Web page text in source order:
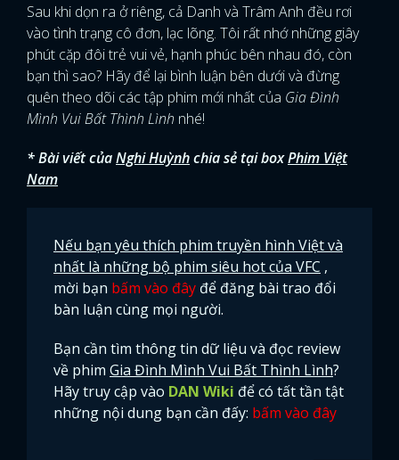
Sau khi dọn ra ở riêng, cả Danh và Trâm Anh đều rơi
vào tình trạng cô đơn, lạc lõng. Tôi rất nhớ những giây
phút cặp đôi trẻ vui vẻ, hạnh phúc bên nhau đó, còn
bạn thì sao? Hãy để lại bình luận bên dưới và đừng
quên theo dõi các tập phim mới nhất của Gia Đình
Mình Vui Bất Thình Lình nhé!
* Bài viết củaNghi Huỳnhchia sẻ tại boxPhim Việt
Nam
Nếu bạn yêu thích phim truyền hình Việt và
nhất là những bộ phim siêu hot của VFC ,
mời bạn bấm vào đây để đăng bài trao đổi
bàn luận cùng mọi người.
Bạn cần tìm thông tin dữ liệu và đọc review
về phim Gia Đình Mình Vui Bất Thình Lình?
Hãy truy cập vào DAN Wiki để có tất tần tật
những nội dung bạn cần đấy: bấm vào đây